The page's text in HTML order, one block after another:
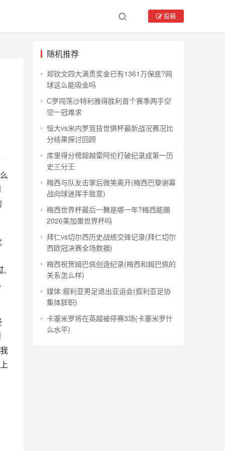
投稿
,
随机推荐
郑钦文四大满贯奖金已有1361万保底?网
球这么能吸金吗
C罗闯荡沙特利雅得胜利首个赛季两手空
空一冠难求
恒大vs米内罗竞技世俱杯最新战况赛况比
分结果探讨回顾
库里得分榜超越雷阿伦打破纪录成第一历
史三分王
梅西与队友击掌后微笑离开(梅西巴黎谢幕
战向球迷挥手致意)
梅西世界杯最后一舞是哪一年?梅西能踢
2026美加墨世界杯吗
拜仁vs切尔西历史战绩交锋记录(拜仁切尔
西欧冠决赛全场数据)
梅西祝贺姆巴佩创造纪录(梅西和姆巴佩的
关系怎么样)
媒体:叙利亚男足退出亚运会(叙利亚足协
集体辞职)
卡塞米罗将在英超被停赛3场(卡塞米罗什
么水平)